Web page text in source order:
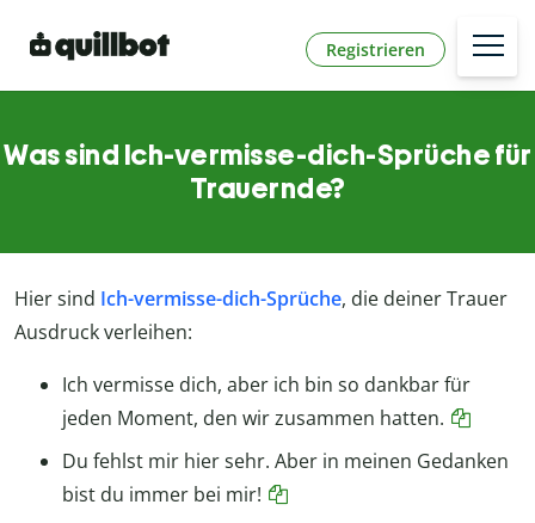
Registrieren
Was sind Ich-vermisse-dich-Sprüche für
Trauernde?
Hier sind Ich-vermisse-dich-Sprüche, die deiner Trauer
Ausdruck verleihen:
Ich vermisse dich, aber ich bin so dankbar für
jeden Moment, den wir zusammen hatten.
Du fehlst mir hier sehr. Aber in meinen Gedanken
bist du immer bei mir!